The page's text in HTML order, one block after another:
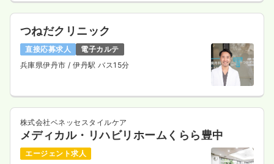
つねだクリニック
直接応募求人
電子カルテ
兵庫県伊丹市/ 伊丹駅 バス15分
株式会社ベネッセスタイルケア
メディカル・リハビリホームくらら豊中
エージェント求人